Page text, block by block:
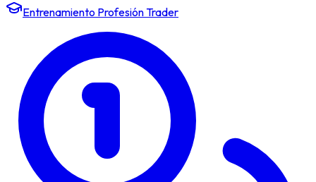
Entrenamiento Profesión Trader